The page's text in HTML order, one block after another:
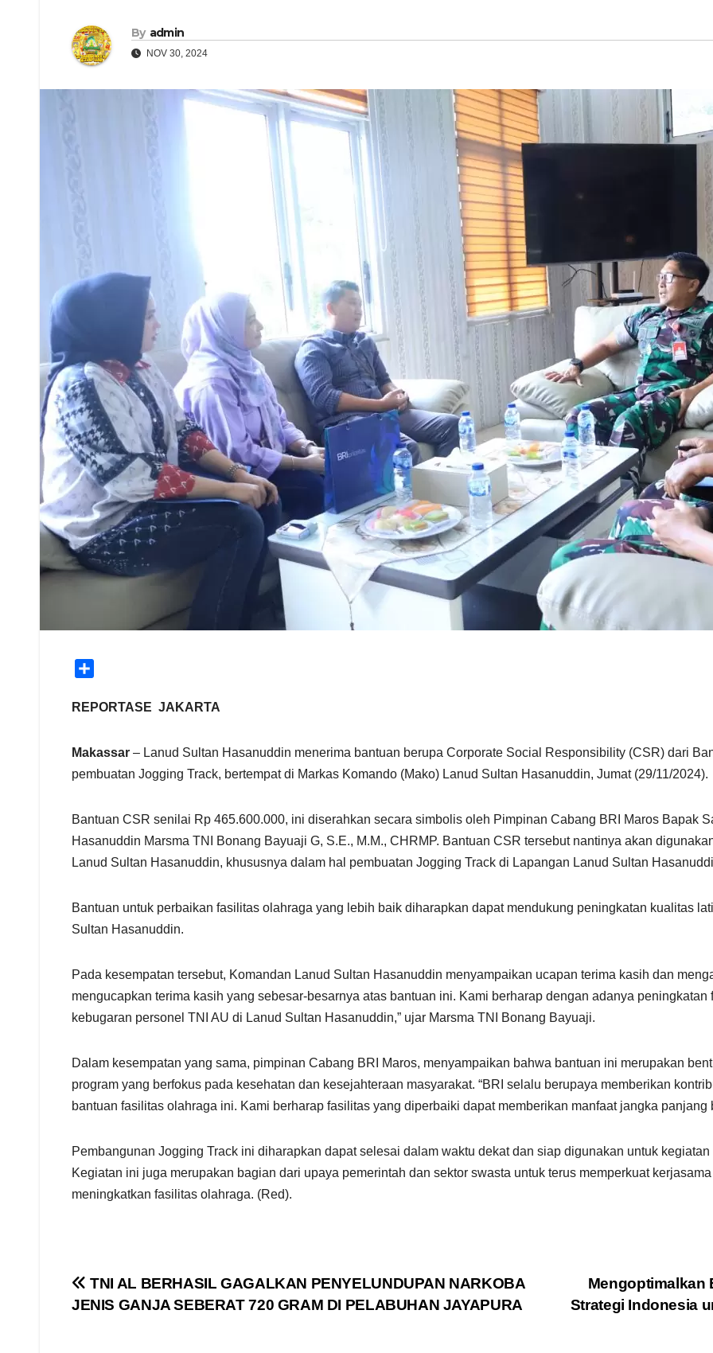
By admin
NOV 30, 2024
a
REPORTASE JAKARTA
Makassar – Lanud Sultan Hasanuddin menerima bantuan berupa Corporate Social Responsibility (CSR) dari
pembuatan Jogging Track, bertempat di Markas Komando (Mako) Lanud Sultan Hasanuddin, Jumat (29/11/2024).
Bantuan CSR senilai Rp 465.600.000, ini diserahkan secara simbolis oleh Pimpinan Cabang BRI Maros Bapak
Hasanuddin Marsma TNI Bonang Bayuaji G, S.E., M.M., CHRMP. Bantuan CSR tersebut nantinya akan
Lanud Sultan Hasanuddin, khususnya dalam hal pembuatan Jogging Track di Lapangan Lanud Sultan
Bantuan untuk perbaikan fasilitas olahraga yang lebih baik diharapkan dapat mendukung peningkatan kualitas
Sultan Hasanuddin.
Pada kesempatan tersebut, Komandan Lanud Sultan Hasanuddin menyampaikan ucapan terima kasih dan
mengucapkan terima kasih yang sebesar-besarnya atas bantuan ini. Kami berharap dengan adanya
kebugaran personel TNI AU di Lanud Sultan Hasanuddin,” ujar Marsma TNI Bonang Bayuaji.
Dalam kesempatan yang sama, pimpinan Cabang BRI Maros, menyampaikan bahwa bantuan ini merupakan
program yang berfokus pada kesehatan dan kesejahteraan masyarakat. “BRI selalu berupaya memberikan
bantuan fasilitas olahraga ini. Kami berharap fasilitas yang diperbaiki dapat memberikan manfaat jangka panjang
Pembangunan Jogging Track ini diharapkan dapat selesai dalam waktu dekat dan siap digunakan untuk
Kegiatan ini juga merupakan bagian dari upaya pemerintah dan sektor swasta untuk terus memperkuat
meningkatkan fasilitas olahraga. (Red).
Navigasi
Mengoptimalkan
Strategi Indonesia
TNI AL BERHASIL GAGALKAN PENYELUNDUPAN NARKOBA
JENIS GANJA SEBERAT 720 GRAM DI PELABUHAN JAYAPURA